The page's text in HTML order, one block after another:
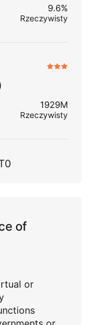
9.6%
Rzeczywisty
1929M
Rzeczywisty
of
or